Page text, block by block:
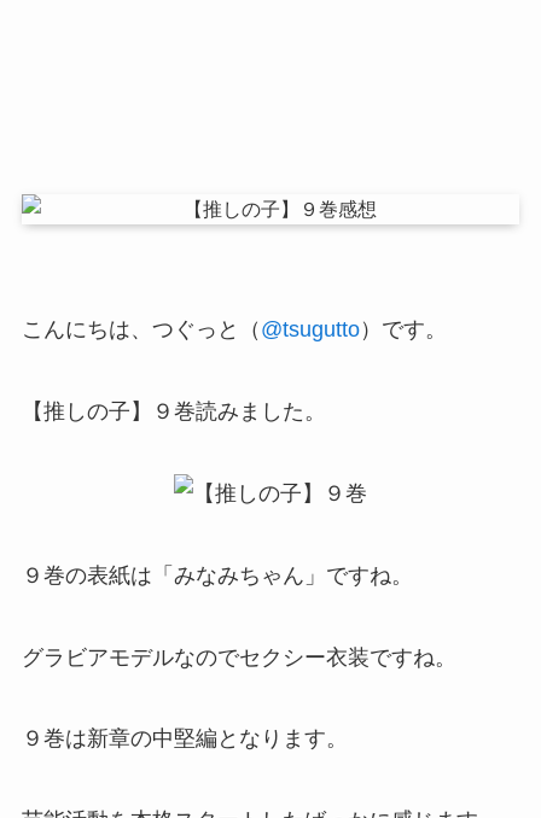
こんにちは、つぐっと（ @tsugutto）です。
【推しの子】９巻読みました。
９巻の表紙は「みなみちゃん」ですね。
グラビアモデルなのでセクシー衣装ですね。
９巻は新章の中堅編となります。